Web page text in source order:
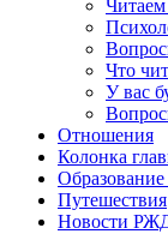
Читаем
Что
У вас
Отношения
Колонка
Путешествия
Новости